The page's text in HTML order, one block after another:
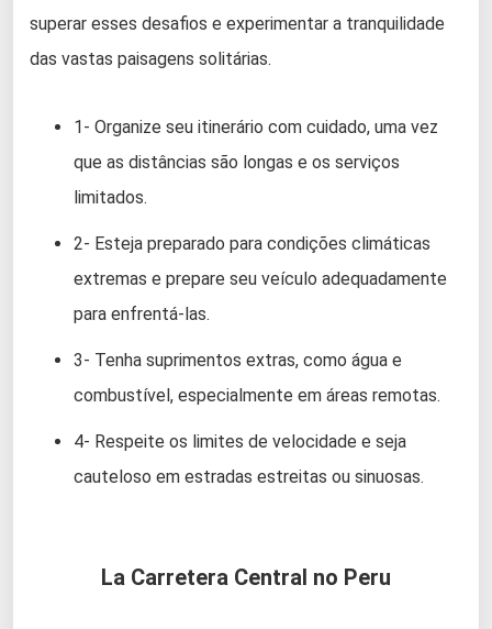
superar esses desafios e experimentar a tranquilidade
das vastas paisagens solitárias.
1- Organize seu itinerário com cuidado, uma vez
que as distâncias são longas e os serviços
limitados.
2- Esteja preparado para condições climáticas
extremas e prepare seu veículo adequadamente
para enfrentá-las.
3- Tenha suprimentos extras, como água e
combustível, especialmente em áreas remotas.
4- Respeite os limites de velocidade e seja
cauteloso em estradas estreitas ou sinuosas.
La Carretera Central no Peru